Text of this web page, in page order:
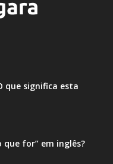
que significa esta
que for” em inglês?